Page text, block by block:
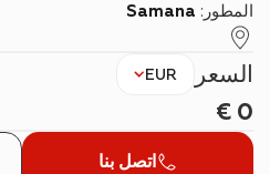
المطور: Samana
السعر EUR
€ 0
اتصل بنا